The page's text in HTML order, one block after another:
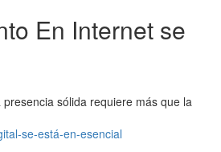
En Internet se
sólida requiere más que la
se-está-en-esencial